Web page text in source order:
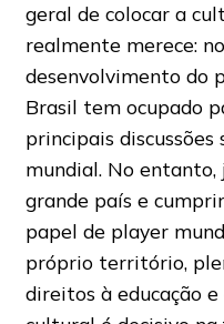
geral de colocar a
realmente merece:
desenvolvimento do
Brasil tem ocupado
principais
mundial. No entanto,
grande país e
papel de player
próprio território,
direitos à educação